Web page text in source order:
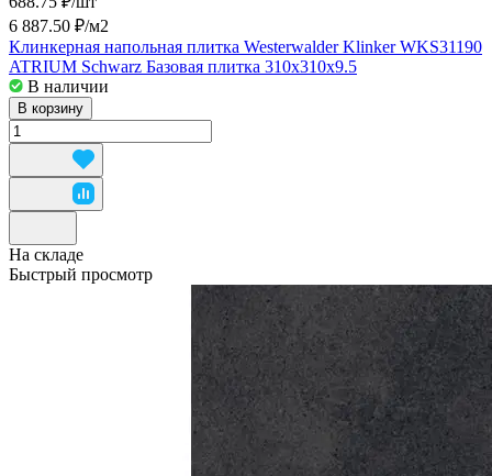
6 887.50 ₽/м2
Клинкерная напольная плитка Westerwalder Klinker WKS31190
ATRIUM Schwarz Базовая плитка 310x310x9.5
В наличии
В корзину
На складе
Быстрый просмотр